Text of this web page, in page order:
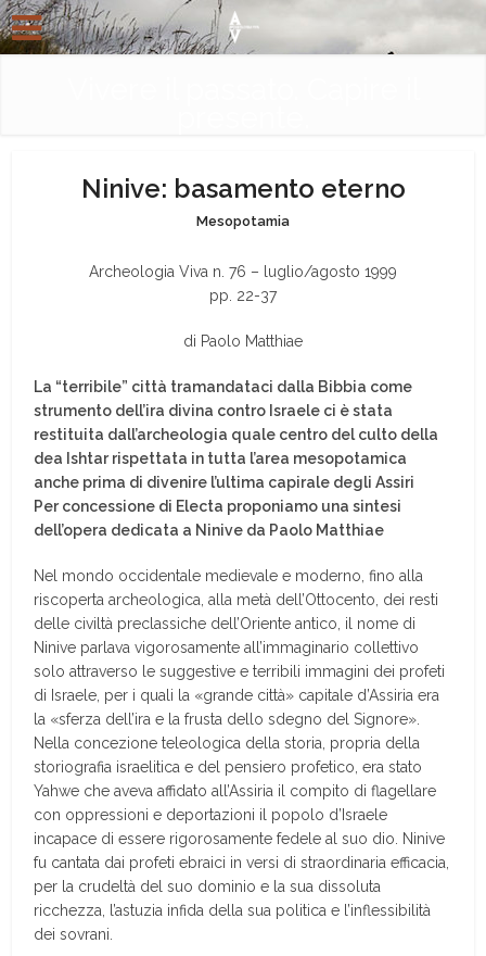
Ninive: basamento eterno
Mesopotamia
Archeologia Viva n. 76 – luglio/agosto 1999
pp. 22-37
di Paolo Matthiae
La “terribile” città tramandataci dalla Bibbia come
strumento dell’ira divina contro Israele ci è stata
restituita dall’archeologia quale centro del culto della
dea Ishtar rispettata in tutta l’area mesopotamica
anche prima di divenire l’ultima capirale degli Assiri
Per concessione di Electa proponiamo una sintesi
dell’opera dedicata a Ninive da Paolo Matthiae
Nel mondo occidentale medievale e moderno, fino alla
riscoperta archeologica, alla metà dell’Ottocento, dei resti
delle civiltà preclassiche dell’Oriente antico, il nome di
Ninive parlava vigorosamente all’immaginario collettivo
solo attraverso le suggestive e terribili immagini dei profeti
di Israele, per i quali la «grande città» capitale d’Assiria era
la «sferza dell’ira e la frusta dello sdegno del Signore».
Nella concezione teleologica della storia, propria della
storiografia israelitica e del pensiero profetico, era stato
Yahwe che aveva affidato all’Assiria il compito di flagellare
con oppressioni e deportazioni il popolo d’Israele
incapace di essere rigorosamente fedele al suo dio. Ninive
fu cantata dai profeti ebraici in versi di straordinaria efficacia,
per la crudeltà del suo dominio e la sua dissoluta
ricchezza, l’astuzia infida della sua politica e l’inflessibilità
dei sovrani.